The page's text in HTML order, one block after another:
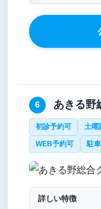
6 あきる野
初診予約可 土曜
WEB予約可 駐
詳しい特徴